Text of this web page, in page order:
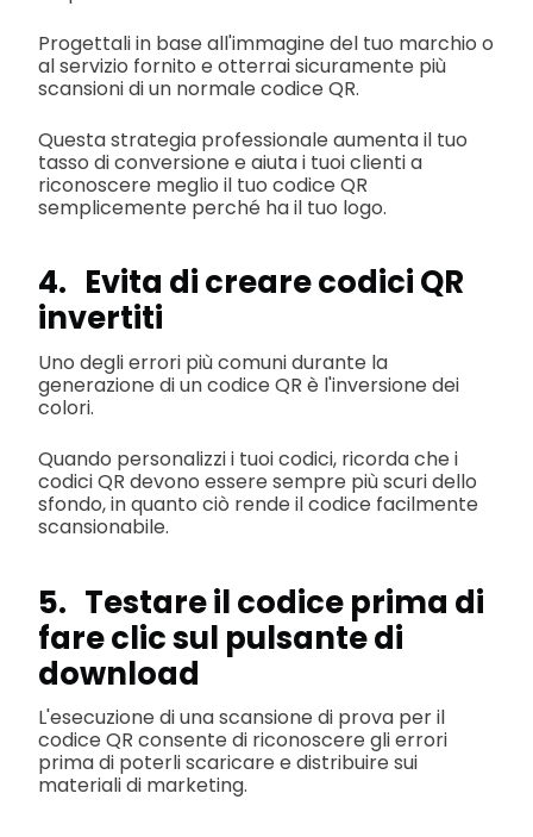
Progettali in base all'immagine del tuo marchio o
al servizio fornito e otterrai sicuramente più
scansioni di un normale codice QR.
Questa strategia professionale aumenta il tuo
tasso di conversione e aiuta i tuoi clienti a
riconoscere meglio il tuo codice QR
semplicemente perché ha il tuo logo.
4. Evita di creare codici QR
invertiti
Uno degli errori più comuni durante la
generazione di un codice QR è l'inversione dei
colori.
Quando personalizzi i tuoi codici, ricorda che i
codici QR devono essere sempre più scuri dello
sfondo, in quanto ciò rende il codice facilmente
scansionabile.
5. Testare il codice prima di
fare clic sul pulsante di
download
L'esecuzione di una scansione di prova per il
codice QR consente di riconoscere gli errori
prima di poterli scaricare e distribuire sui
materiali di marketing.